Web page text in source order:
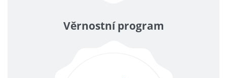
Věrnostní program